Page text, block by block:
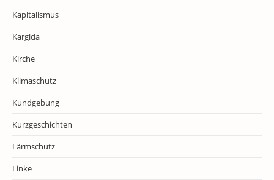
Kapitalismus
Kargida
Kirche
Klimaschutz
Kundgebung
Kurzgeschichten
Lärmschutz
Linke